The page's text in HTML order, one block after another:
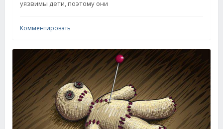
уязвимы дети, поэтому они
Комментировать